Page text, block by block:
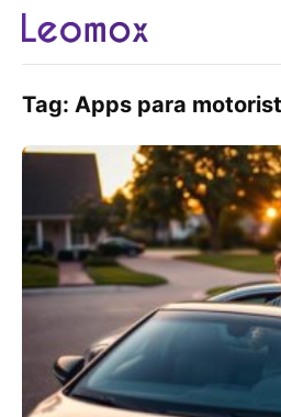
Tag: Apps para